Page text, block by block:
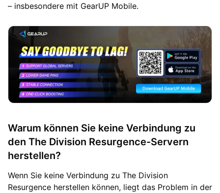
– insbesondere mit GearUP Mobile.
Warum können Sie keine Verbindung zu
den The Division Resurgence-Servern
herstellen?
Wenn Sie keine Verbindung zu The Division
Resurgence herstellen können, liegt das Problem in der